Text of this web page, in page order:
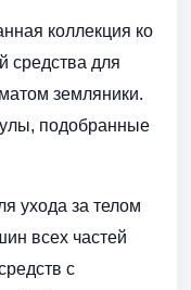
коллекция ко
средства для
земляники.
подобранные
ухода за телом
всех частей
с